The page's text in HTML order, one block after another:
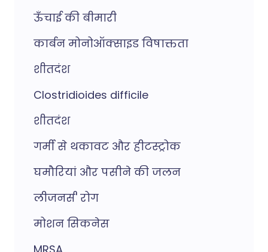
ऊँचाई की बीमारी
कार्बन मोनोऑक्साइड विषाक्तता
शीतदंश
Clostridioides difficile
शीतदंश
गर्मी से थकावट और हीटस्ट्रोक
घमौरियां और पसीने की जलन
लीजनर्स' रोग
मोशन सिकनेस